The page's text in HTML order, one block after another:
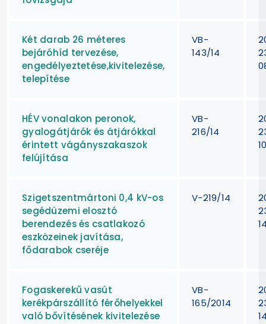
Két darab 26 méteres
bejáróhíd tervezése,
engedélyeztetése,kivitelezése,
telepítése
VB-
143/14
HÉV vonalakon peronok,
gyalogátjárók és átjárókkal
érintett vágányszakaszok
felújítása
VB-
216/14
Szigetszentmártoni 0,4 kV-os
segédüzemi elosztó
berendezés és csatlakozó
eszközeinek javítása,
fődarabok cseréje
V-219/14
Fogaskerekű vasút
kerékpárszállító férőhelyekkel
való bővítésének kivitelezése
VB-
165/2014